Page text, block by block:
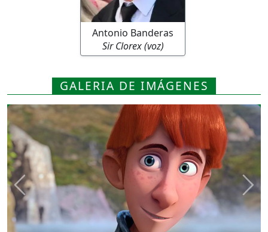
Antonio Banderas
Sir Clorex (voz)
GALERIA DE IMÁGENES
Previous Next